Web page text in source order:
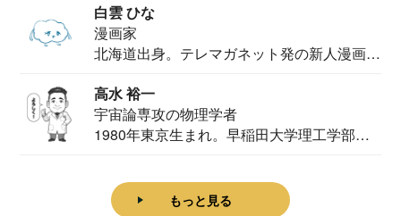
白雲 ひな
漫画家
北海道出身。テレマガネット発の新人漫画
高水 裕一
宇宙論専攻の物理学者
1980年東京生まれ。早稲田大学理工学部物
もっと見る